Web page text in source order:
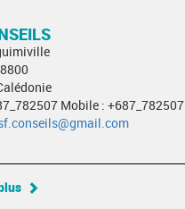
Mobile : +687_782507